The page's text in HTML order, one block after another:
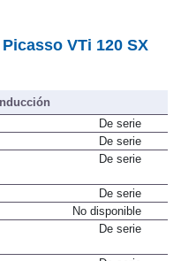
VTi 120 SX
De serie
De serie
De serie
De serie
No disponible
De serie